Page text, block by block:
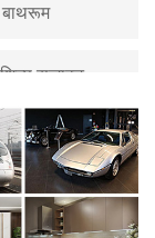
के लिए टीम का
कंपनी नेडुअल
बाथरूम
सजावट
फ्रेम रेखांक
प्रोप्स